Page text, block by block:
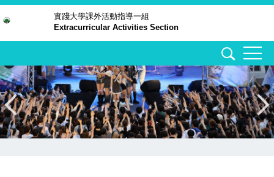
主
內
容
區
實踐大學課外活動指導一組
Extracurricular Activities Section